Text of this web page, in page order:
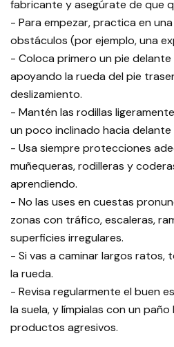
fabricante y asegúrate de que
- Para empezar, practica en
obstáculos (por ejemplo, una
- Coloca primero un pie
apoyando la rueda del pie
deslizamiento.
- Mantén las rodillas
un poco inclinado hacia
- Usa siempre protecciones
muñequeras, rodilleras y
aprendiendo.
- No las uses en cuestas
zonas con tráfico, escaleras,
superficies irregulares.
- Si vas a caminar largos ratos,
la rueda.
- Revisa regularmente el buen
la suela, y límpialas con un
productos agresivos.